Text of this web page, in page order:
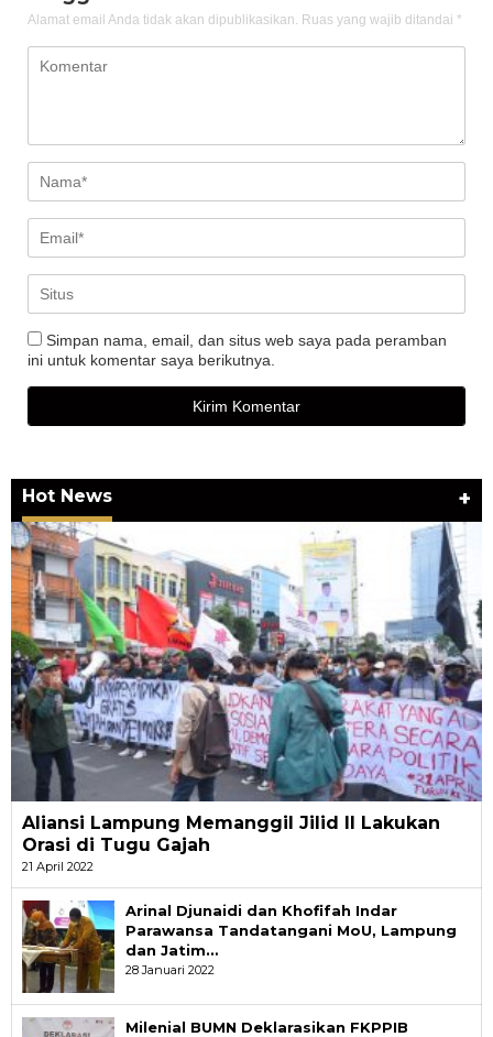
Alamat email Anda tidak akan dipublikasikan. Ruas yang wajib ditandai *
Simpan nama, email, dan situs web saya pada peramban
ini untuk komentar saya berikutnya.
Hot News +
Aliansi Lampung Memanggil Jilid II Lakukan
Orasi di Tugu Gajah
21 April 2022
Arinal Djunaidi dan Khofifah Indar
Parawansa Tandatangani MoU, Lampung
dan Jatim…
28 Januari 2022
Milenial BUMN Deklarasikan FKPPIB